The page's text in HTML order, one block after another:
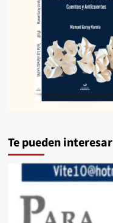
Te pueden interesar